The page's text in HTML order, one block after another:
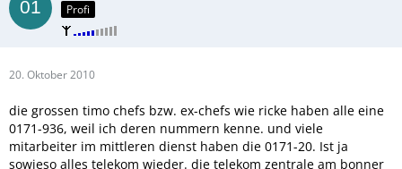
Profi
20. Oktober 2010
die grossen timo chefs bzw. ex-chefs wie ricke haben alle eine
0171-936, weil ich deren nummern kenne. und viele
mitarbeiter im mittleren dienst haben die 0171-20. Ist ja
sowieso alles telekom wieder. die telekom zentrale am bonner